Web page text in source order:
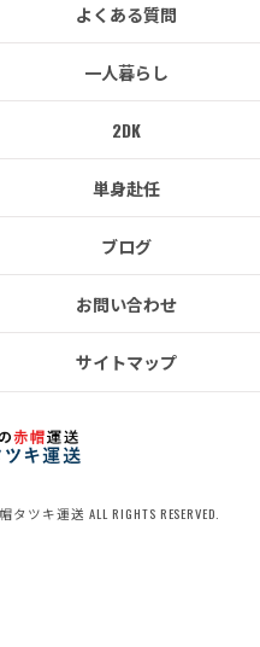
よくある質問
一人暮らし
2DK
単身赴任
ブログ
お問い合わせ
サイトマップ
キ運送 ALL RIGHTS RESERVED.